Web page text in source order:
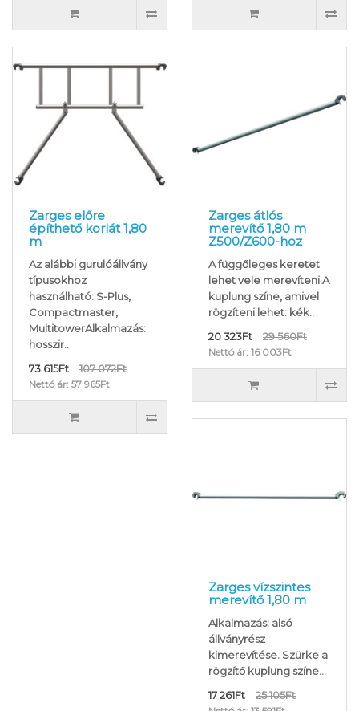
Zarges előre
építhető korlát 1,80
m
Az alábbi gurulóállvány
típusokhoz
használható: S-Plus,
Compactmaster,
MultitowerAlkalmazás:
hosszir..
73 615Ft
107 072Ft
Nettó ár: 57 965Ft
Zarges átlós
merevítő 1,80 m
Z500/Z600-hoz
A függőleges keretet
lehet vele merevíteni.A
kuplung színe, amivel
rögzíteni lehet: kék..
20 323Ft
29 560Ft
Nettó ár: 16 003Ft
Zarges vízszintes
merevítő 1,80 m
Alkalmazás: alsó
állványrész
kimerevítése. Szürke a
rögzítő kuplung színe...
17 261Ft
25 105Ft